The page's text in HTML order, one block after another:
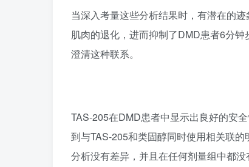
当深入考量这些分析结果时，有潜在的
肌肉的退化，进而抑制了DMD患者6分
澄清这种联系。
TAS-205在DMD患者中显示出良好的安
到与TAS-205和类固醇同时使用相关联
分析没有差异，并且在任何剂量组中都没